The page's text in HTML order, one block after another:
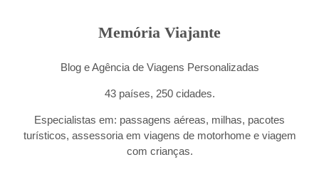
Memória Viajante
Blog e Agência de Viagens Personalizadas
43 países, 250 cidades.
Especialistas em: passagens aéreas, milhas, pacotes
turísticos, assessoria em viagens de motorhome e viagem
com crianças.